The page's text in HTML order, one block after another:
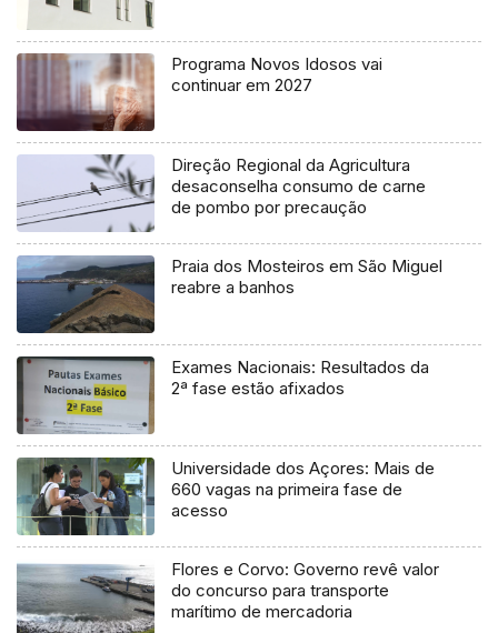
Programa Novos Idosos vai
continuar em 2027
Direção Regional da Agricultura
desaconselha consumo de carne
de pombo por precaução
Praia dos Mosteiros em São Miguel
reabre a banhos
Exames Nacionais: Resultados da
2ª fase estão afixados
Universidade dos Açores: Mais de
660 vagas na primeira fase de
acesso
Flores e Corvo: Governo revê valor
do concurso para transporte
marítimo de mercadoria